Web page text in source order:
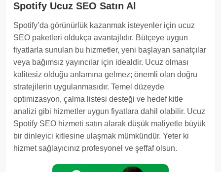
Spotify Ucuz SEO Satın Al
Spotify’da görünürlük kazanmak isteyenler için ucuz
SEO paketleri oldukça avantajlıdır. Bütçeye uygun
fiyatlarla sunulan bu hizmetler, yeni başlayan sanatçılar
veya bağımsız yayıncılar için idealdir. Ucuz olması
kalitesiz olduğu anlamına gelmez; önemli olan doğru
stratejilerin uygulanmasıdır. Temel düzeyde
optimizasyon, çalma listesi desteği ve hedef kitle
analizi gibi hizmetler uygun fiyatlara dahil olabilir. Ucuz
Spotify SEO hizmeti satın alarak düşük maliyetle büyük
bir dinleyici kitlesine ulaşmak mümkündür. Yeter ki
hizmet sağlayıcınız profesyonel ve şeffaf olsun.